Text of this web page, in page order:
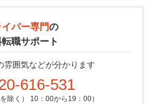
イバー専門の
職サポート
雰囲気などが分かります
616-531
除く） 10：00から19：00）